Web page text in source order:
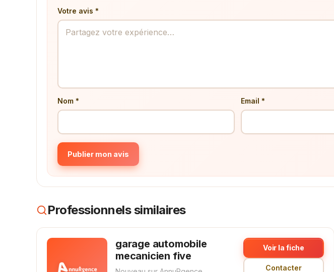
Votre avis *
Nom * Email *
Publier mon avis
Professionnels similaires
garage automobile
mecanicien five
Voir la fiche
Contacter